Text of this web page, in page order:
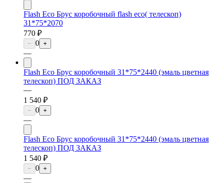
Flash Eco Брус коробочный flash eco( телескоп)
31*75*2070
770 ₽
− 0 +
—
Flash Eco Брус коробочный 31*75*2440 (эмаль цветная
телескоп) ПОД ЗАКАЗ
—
1 540 ₽
− 0 +
—
Flash Eco Брус коробочный 31*75*2440 (эмаль цветная
телескоп) ПОД ЗАКАЗ
1 540 ₽
− 0 +
—